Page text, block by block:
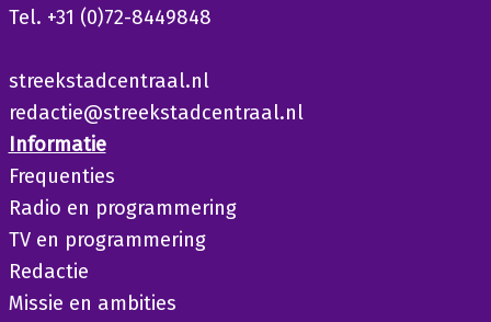
Tel. +31 (0)72-8449848
streekstadcentraal.nl
redactie@streekstadcentraal.nl
Informatie
Frequenties
Radio en programmering
TV en programmering
Redactie
Missie en ambities